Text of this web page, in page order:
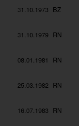
31.10.1973 BZ
31.10.1979 RN
08.01.1981
RN
25.03.1982 RN
16.07.1983 RN